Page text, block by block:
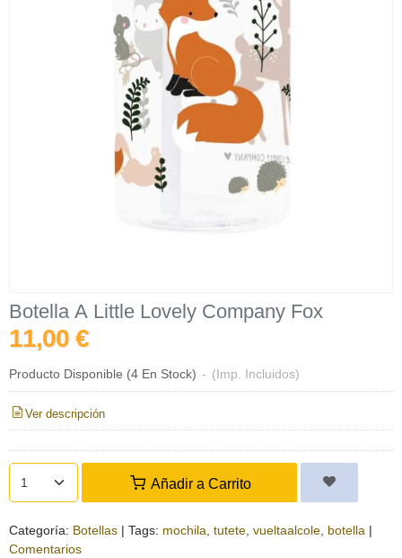
Botella A Little Lovely Company Fox
11,00 €
Producto Disponible (4 En Stock) - (Imp. Incluidos)
Ver descripción
Añadir a Carrito
Categoría: Botellas | Tags: mochila tutete vueltaalcole botella |
Comentarios